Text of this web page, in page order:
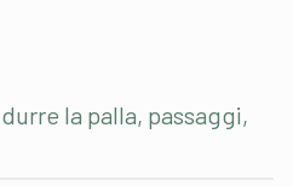
la palla, passaggi,